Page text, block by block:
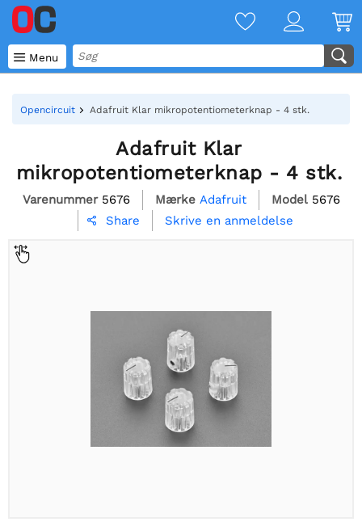
 Menu
Opencircuit Adafruit Klar mikropotentiometerknap - 4 stk.
Adafruit Klar
mikropotentiometerknap - 4 stk.
Varenummer 5676 Mærke Adafruit Model 5676
 Share Skrive en anmeldelse